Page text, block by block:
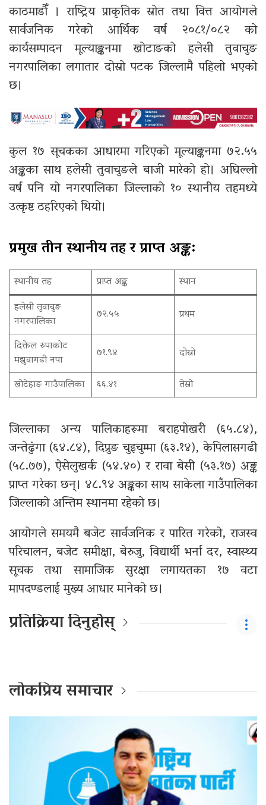
काठमाडौँ । राष्ट्रिय प्राकृतिक स्रोत तथा वित्त आयोगले
सार्वजनिक गरेको आर्थिक वर्ष २०८१/०८२ को
कार्यसम्पादन मूल्याङ्कनमा खोटाङको हलेसी तुवाचुङ
नगरपालिका लगातार दोस्रो पटक जिल्लामै पहिलो भएको
छ।
कुल १७ सूचकका आधारमा गरिएको मूल्याङ्कनमा ७२.५५
अङ्कका साथ हलेसी तुवाचुङले बाजी मारेको हो। अघिल्लो
वर्ष पनि यो नगरपालिका जिल्लाको १० स्थानीय तहमध्ये
उत्कृष्ट ठहरिएको थियो।
प्रमुख तीन स्थानीय तह र प्राप्त अङ्क:
स्थानीय तह प्राप्त अङ्क
स्थान
हलेसी तुवाचुङ
नगरपालिका
७२.५५
प्रथम
दिक्तेल रुपाकोट
मझुवागढी नपा
७१.९४
दोस्रो
खोटेहाङ गाउँपालिका
६६.४१ तेस्रो
जिल्लाका अन्य पालिकाहरूमा बराहपोखरी (६५.८४),
जन्तेढुंगा (६४.८४), दिप्रुङ चुइचुम्मा (६३.१४), केपिलासगढी
(५८.७७), ऐसेलुखर्क (५४.४०) र रावा बेसी (५३.१७) अङ्क
प्राप्त गरेका छन्। ४८.९४ अङ्कका साथ साकेला गाउँपालिका
जिल्लाको अन्तिम स्थानमा रहेको छ।
आयोगले समयमै बजेट सार्वजनिक र पारित गरेको, राजस्व
परिचालन, बजेट समीक्षा, बेरुजु, विद्यार्थी भर्ना दर, स्वास्थ्य
सूचक तथा सामाजिक सुरक्षा लगायतका १७ वटा
मापदण्डलाई मुख्य आधार मानेको छ।
प्रतिक्रिया दिनुहोस्
लोकप्रिय समाचार